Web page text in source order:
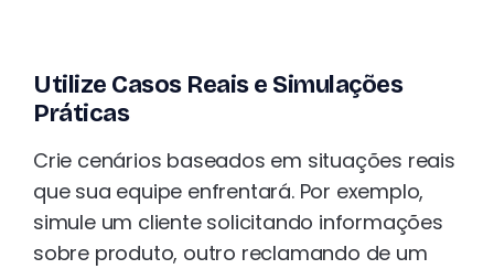
Utilize Casos Reais e Simulações
Práticas
Crie cenários baseados em situações reais
que sua equipe enfrentará. Por exemplo,
simule um cliente solicitando informações
sobre produto, outro reclamando de um